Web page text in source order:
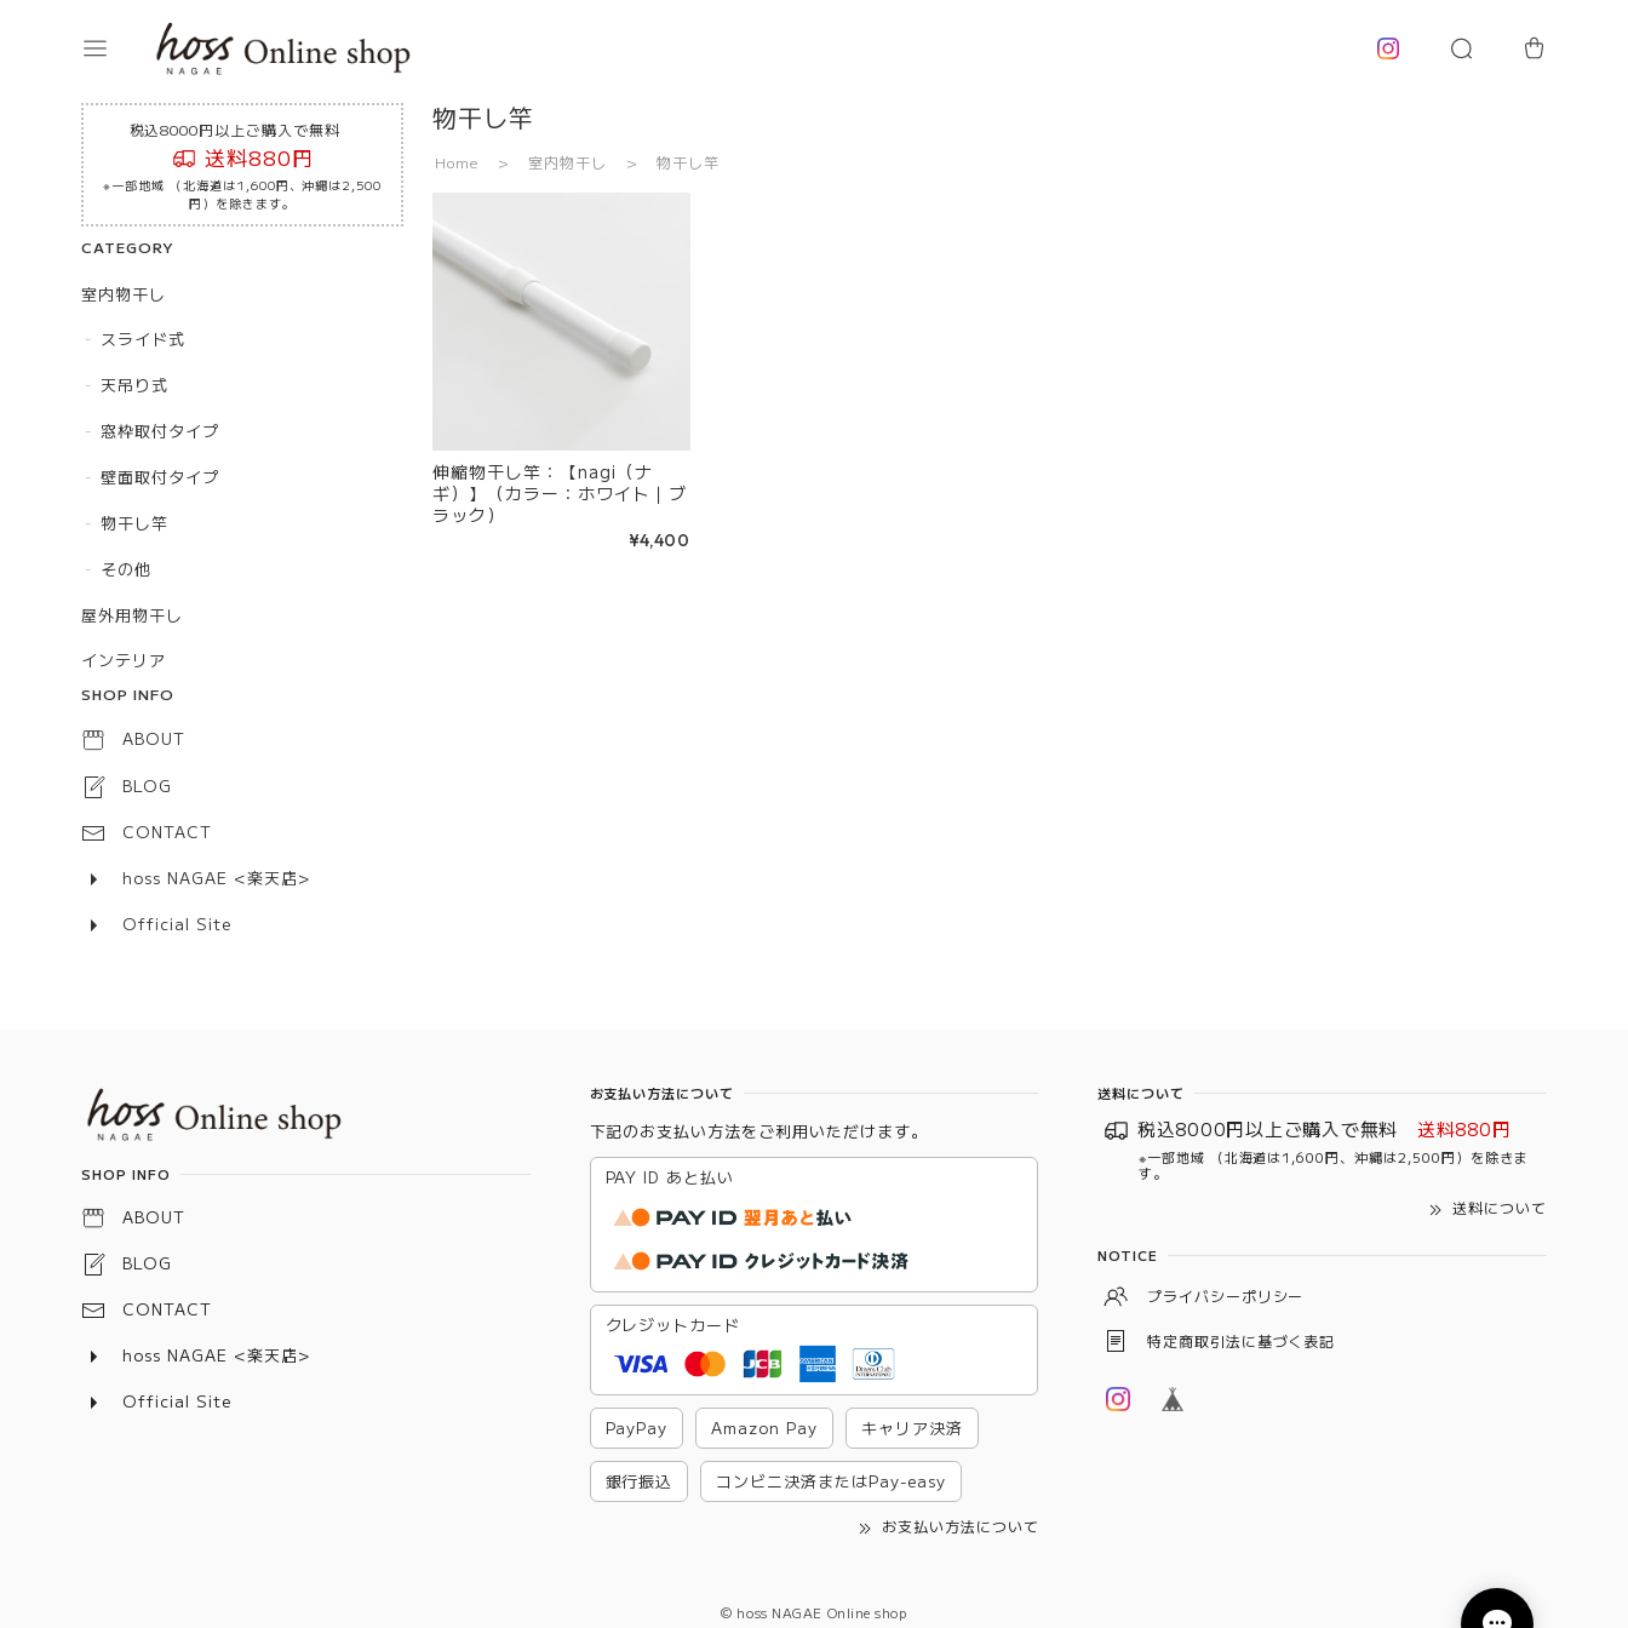
税込8000円以上ご購入で無料
送料880円
※一部地域 （北海道は1,600円、沖縄は2,500
円）を除きます。
CATEGORY
室内物干し
スライド式
天吊り式
窓枠取付タイプ
壁面取付タイプ
物干し竿
その他
屋外用物干し
インテリア
SHOP INFO
ABOUT
BLOG
CONTACT
hoss NAGAE <楽天店>
Official Site
物干し竿
Home 室内物干し 物干し竿
伸縮物干し竿：【nagi（ナ
ギ）】（カラー：ホワイト｜ブ
ラック）
¥4,400
Information
SHOP INFO
ABOUT
BLOG
CONTACT
hoss NAGAE <楽天店>
Official Site
お支払い方法について
下記のお支払い方法をご利用いただけます。
PAY ID あと払い
クレジットカード
PayPay Amazon Pay キャリア決済
銀行振込 コンビニ決済またはPay-easy
お支払い方法について
送料について
税込8000円以上ご購入で無料 送料880円
※一部地域 （北海道は1,600円、沖縄は2,500円）を除きま
す。
送料について
NOTICE
プライバシーポリシー
特定商取引法に基づく表記
© hoss NAGAE Online shop